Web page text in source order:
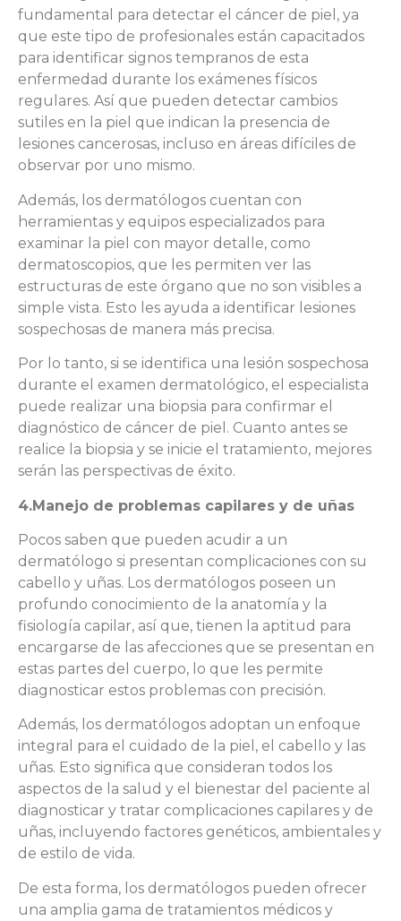
fundamental para detectar el cáncer de piel, ya
que este tipo de profesionales están capacitados
para identificar signos tempranos de esta
enfermedad durante los exámenes físicos
regulares. Así que pueden detectar cambios
sutiles en la piel que indican la presencia de
lesiones cancerosas, incluso en áreas difíciles de
observar por uno mismo.
Además, los dermatólogos cuentan con
herramientas y equipos especializados para
examinar la piel con mayor detalle, como
dermatoscopios, que les permiten ver las
estructuras de este órgano que no son visibles a
simple vista. Esto les ayuda a identificar lesiones
sospechosas de manera más precisa.
Por lo tanto, si se identifica una lesión sospechosa
durante el examen dermatológico, el especialista
puede realizar una biopsia para confirmar el
diagnóstico de cáncer de piel. Cuanto antes se
realice la biopsia y se inicie el tratamiento, mejores
serán las perspectivas de éxito.
4.Manejo de problemas capilares y de uñas
Pocos saben que pueden acudir a un
dermatólogo si presentan complicaciones con su
cabello y uñas. Los dermatólogos poseen un
profundo conocimiento de la anatomía y la
fisiología capilar, así que, tienen la aptitud para
encargarse de las afecciones que se presentan en
estas partes del cuerpo, lo que les permite
diagnosticar estos problemas con precisión.
Además, los dermatólogos adoptan un enfoque
integral para el cuidado de la piel, el cabello y las
uñas. Esto significa que consideran todos los
aspectos de la salud y el bienestar del paciente al
diagnosticar y tratar complicaciones capilares y de
uñas, incluyendo factores genéticos, ambientales y
de estilo de vida.
De esta forma, los dermatólogos pueden ofrecer
una amplia gama de tratamientos médicos y